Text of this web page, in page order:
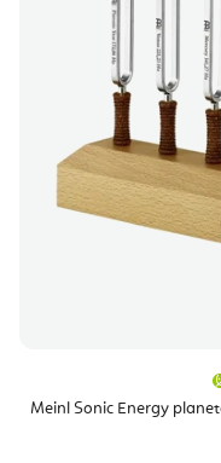
Meinl Sonic Energy